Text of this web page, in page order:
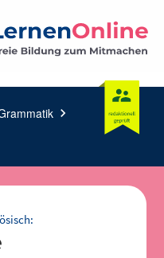
chevron_right